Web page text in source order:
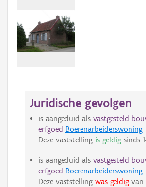
Juridische gevolgen
is aangeduid als vastgesteld
erfgoed Boerenarbeiderswoning
Deze vaststelling is geldigsinds
is aangeduid als vastgesteld
erfgoed Boerenarbeiderswoning
Deze vaststelling was geldigvan